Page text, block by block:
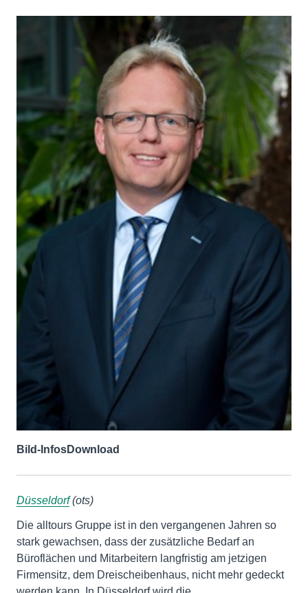
Bild-InfosDownload
Düsseldorf(ots)
Die alltours Gruppe ist in den vergangenen Jahren so
stark gewachsen, dass der zusätzliche Bedarf an
Büroflächen und Mitarbeitern langfristig am jetzigen
Firmensitz, dem Dreischeibenhaus, nicht mehr gedeckt